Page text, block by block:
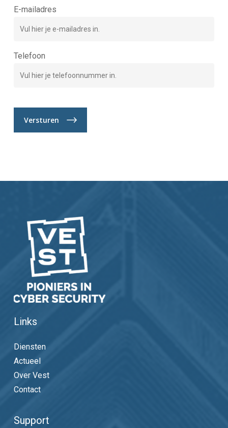
E-mailadres
Telefoon
Links
Diensten
Actueel
Over Vest
Contact
Support